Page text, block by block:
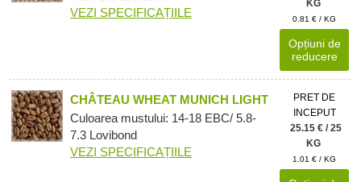
VEZI SPECIFICAȚIILE
KG
0.81 € / KG
Opțiuni de
reducere
CHÂTEAU WHEAT MUNICH LIGHT
Culoarea mustului: 14-18 EBC/ 5.8-
7.3 Lovibond
VEZI SPECIFICAȚIILE
PRET DE
INCEPUT
25.15 € / 25
KG
1.01 € / KG